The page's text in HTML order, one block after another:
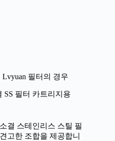
필터의 경우
SS 필터 카트리지용
결 스테인리스 스틸 필
고한 조합을 제공합니